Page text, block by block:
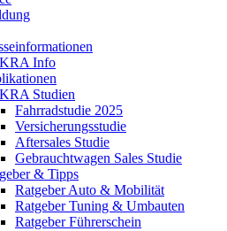
Info
Studien
Fahrradstudie 2025
Versicherungsstudie
Aftersales Studie
Gebrauchtwagen Sales Studie
& Tipps
Ratgeber Auto & Mobilität
Ratgeber Tuning & Umbauten
Ratgeber Führerschein